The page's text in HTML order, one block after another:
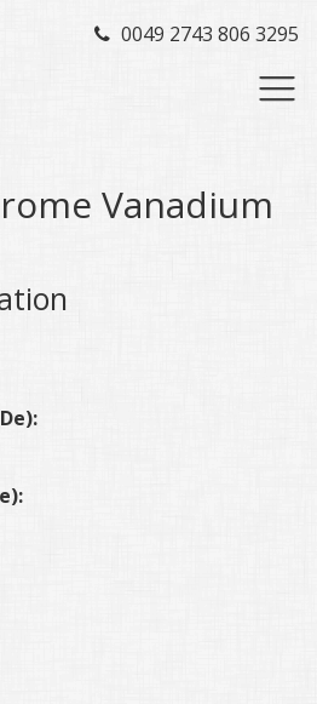
0049 2743 806 3295
Vanadium